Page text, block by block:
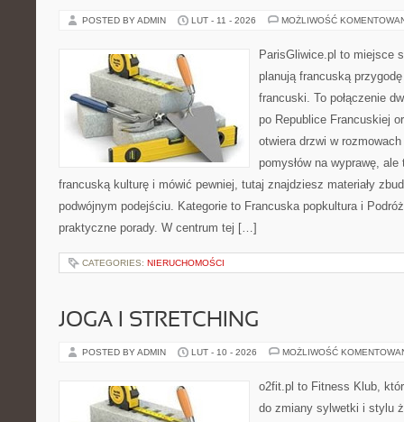
POSTED BY ADMIN LUT - 11 - 2026 MOŻLIWOŚĆ
ParisGliwice.pl to miejsce
planują francuską
francuski. To połączenie
po Republice Francuskiej
otwiera drzwi w
pomysłów na wyprawę,
francuską kulturę i mówić pewniej, tutaj znajdziesz materiały
podwójnym podejściu. Kategorie to Francuska popkultura i
praktyczne porady. W centrum tej […]
CATEGORIES: NIERUCHOMOŚCI
JOGA I STRETCHING
POSTED BY ADMIN LUT - 10 - 2026 MOŻLIWOŚĆ
o2fit.pl to Fitness Klub,
do zmiany sylwetki i stylu